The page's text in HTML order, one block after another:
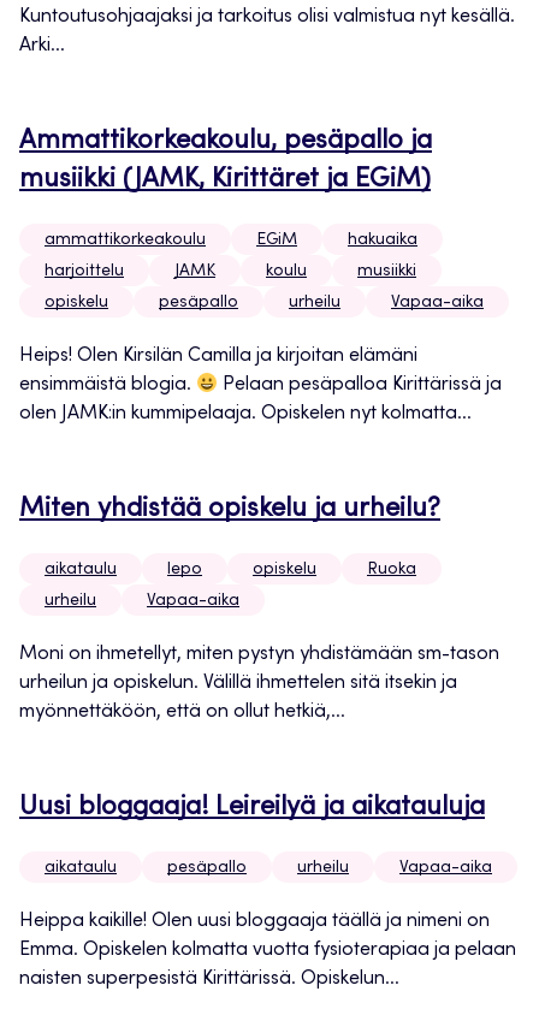
Kuntoutusohjaajaksi ja tarkoitus olisi valmistua nyt kesällä.
Arki...
Ammattikorkeakoulu, pesäpallo ja
musiikki (JAMK, Kirittäret ja EGiM)
ammattikorkeakoulu EGiM
hakuaika
harjoittelu
JAMK koulu
musiikki
opiskelu
pesäpallo urheilu Vapaa-aika
Heips! Olen Kirsilän Camilla ja kirjoitan elämäni
ensimmäistä blogia.
Pelaan pesäpalloa Kirittärissä ja
olen JAMK:in kummipelaaja. Opiskelen nyt kolmatta...
Miten yhdistää opiskelu ja urheilu?
aikataulu lepo opiskelu
Ruoka
urheilu
Vapaa-aika
Moni on ihmetellyt, miten pystyn yhdistämään sm-tason
urheilun ja opiskelun. Välillä ihmettelen sitä itsekin ja
myönnettäköön, että on ollut hetkiä,...
Uusi bloggaaja! Leireilyä ja aikatauluja
aikataulu pesäpallo urheilu Vapaa-aika
Heippa kaikille! Olen uusi bloggaaja täällä ja nimeni on
Emma. Opiskelen kolmatta vuotta fysioterapiaa ja pelaan
naisten superpesistä Kirittärissä. Opiskelun...